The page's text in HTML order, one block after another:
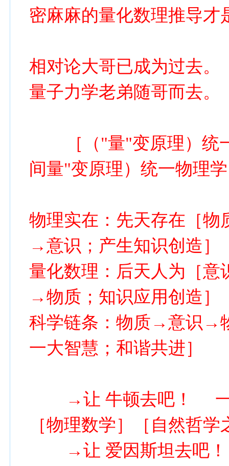
密麻麻的量化数理推导才
相对论大哥已成为过去。
量子力学老弟随哥而去。
［（"量"变原理）统一
间量"变原理）统一物理
物理实在：先天存在［物
→意识；产生知识创造］
量化数理：后天人为［意
→物质；知识应用创造］
科学链条：物质→意识
一大智慧；和谐共进］
→让 牛顿去吧！ 一切
［物理数学］［自然哲
→让 爱因斯坦去吧！